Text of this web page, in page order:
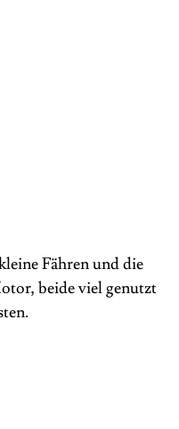
Fähren und die
beide viel genutzt